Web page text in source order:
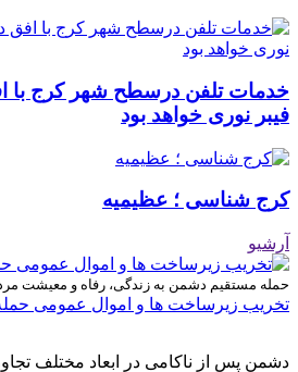
خدمات تلفن درسطح شهر کرج با
فیبر نوری خواهد بود
کرج شناسی ؛ عظیمیه
آرشیو
حمله مستقیم دشمن به زندگی، رفاه و معیشت
تخریب زیرساخت ها و اموال عمومی
دشمن پس از ناکامی در ابعاد مختلف